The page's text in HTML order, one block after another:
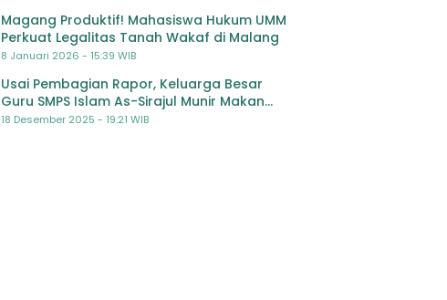
Magang Produktif! Mahasiswa Hukum UMM
Perkuat Legalitas Tanah Wakaf di Malang
8 Januari 2026 - 15:39 WIB
Usai Pembagian Rapor, Keluarga Besar
Guru SMPS Islam As-Sirajul Munir Makan
Bersama Sambut Libur Awal Semester
18 Desember 2025 - 19:21 WIB